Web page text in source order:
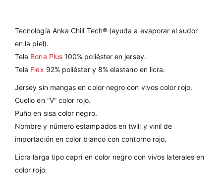
Tecnología Anka Chill Tech® (ayuda a evaporar el sudor
en la piel).
Tela Bona Plus 100% poliéster en jersey.
Tela Flex 92% poliéster y 8% elastano en licra.
Jersey sin mangas en color negro con vivos color rojo.
Cuello en “V” color rojo.
Puño en sisa color negro.
Nombre y número estampados en twill y vinil de
importación en color blanco con contorno rojo.
Licra larga tipo capri en color negro con vivos laterales en
color rojo.